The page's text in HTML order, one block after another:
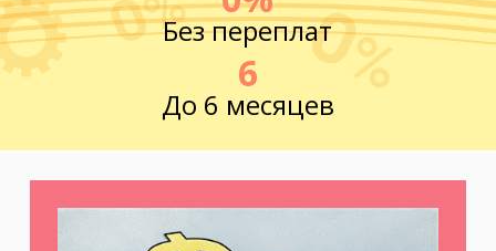
Без переплат
6
До 6 месяцев